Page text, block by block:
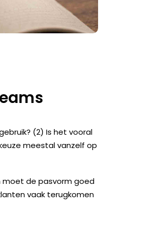
(2) Is het vooral
meestal vanzelf op
moet de pasvorm goed
vaak terugkomen